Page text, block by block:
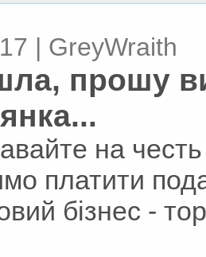
| GreyWraith
прошу
на
платити
бізнес -